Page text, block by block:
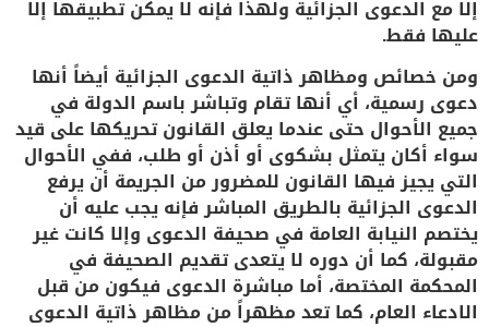
إلا مع الدعوى الجزائية ولهذا فإنه لا يمكن تطبيقها إلا
عليها فقط.
ومن خصائص ومظاهر ذاتية الدعوى الجزائية أيضاً أنها
دعوى رسمية، أي أنها تقام وتباشر باسم الدولة في
جميع الأحوال حتى عندما يعلق القانون تحريكها على قيد
سواء أكان يتمثل بشكوى أو أذن أو طلب، ففي الأحوال
التي يجيز فيها القانون للمضرور من الجريمة أن يرفع
الدعوى الجزائية بالطريق المباشر فإنه يجب عليه أن
يختصم النيابة العامة في صحيفة الدعوى وإلا كانت غير
مقبولة، كما أن دوره لا يتعدى تقديم الصحيفة في
المحكمة المختصة، أما مباشرة الدعوى فيكون من قبل
الادعاء العام، كما تعد مظهراً من مظاهر ذاتية الدعوى